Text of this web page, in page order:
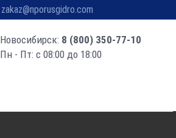
zakaz@nporusgidro.com
Новосибирск: 8 (800) 350-77-10
Пн - Пт: с 08:00 до 18:00